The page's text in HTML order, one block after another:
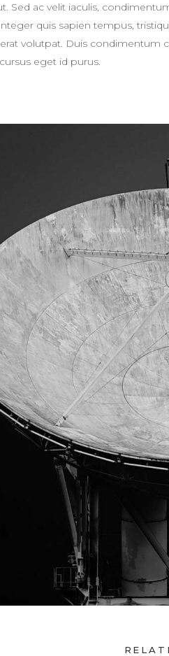
Sed ac velit iaculis,
quis sapien tempus,
volutpat. Duis condimentum
eget id purus.